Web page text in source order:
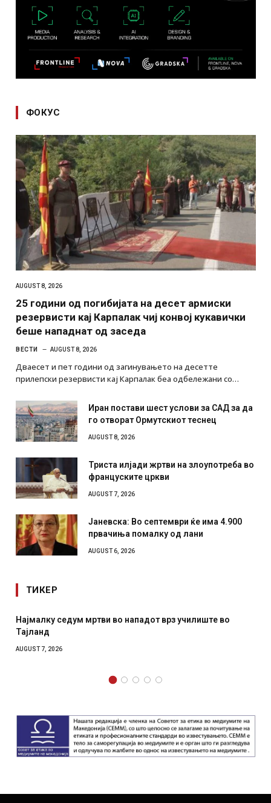
ФОКУС
AUGUST 8, 2026
25 години од погибијата на десет армиски
резервисти кај Карпалак чиј конвој кукавички
беше нападнат од заседа
ВЕСТИ AUGUST 8, 2026
Дваесет и пет години од загинувањето на десетте
прилепски резервисти кај Карпалак беа одбележани со…
Иран постави шест услови за САД за да
го отворат Ормутскиот теснец
AUGUST 8, 2026
Триста илјади жртви на злоупотреба во
француските цркви
AUGUST 7, 2026
Јаневска: Во септември ќе има 4.900
првачиња помалку од лани
AUGUST 6, 2026
ТИКЕР
Најмалку седум мртви во нападот врз училиште во
Тајланд
AUGUST 7, 2026